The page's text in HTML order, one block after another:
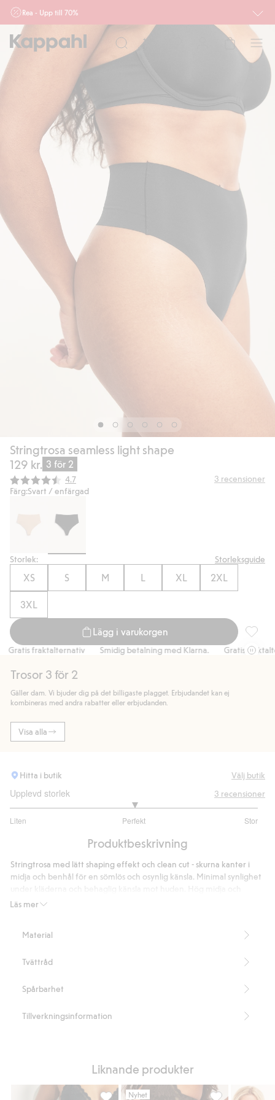
Rea - Upp till 70%
Röda priser gäller. Kan ej kombineras med andra rabatter eller erbjudanden.
Priser och produkter kan variera online och i butiker.
Barn
Stringtrosa seamless light shape
129 kr. 3 för 2
Snittbetyg:
4.7 3 recensioner
Färg:Svart / enfärgad
Storlek: Storleksguide
XS S M L XL 2XL
3XL
Lägg i varukorgen
fraktalternativ Smidig betalning med Klarna. Gratis
Trosor 3 för 2
Gäller dam. Vi bjuder dig på det billigaste plagget. Erbjudandet kan ej
kombineras med andra rabatter eller erbjudanden.
Visa alla
Hitta i butik Välj butik
Upplevd storlek
Liten Perfekt Stor
utav
3
betyg
3 recensioner
Produktbeskrivning
Läs mer
Stringtrosa med lätt shaping effekt och clean cut - skurna kanter i
midja och benhål för en sömlös och osynlig känsla. Minimal synlighet
bomullsfodrad gren.
Light shape
Bomullsfodrad gren
Artikelnummer
Material
Tvättråd
Spårbarhet
Tillverkningsinformation
Liknande produkter
Nyhet